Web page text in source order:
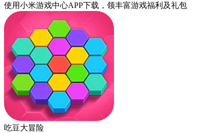
使用小米游戏中心APP下载 ，领丰富游戏福利 及礼包
吃豆大冒险